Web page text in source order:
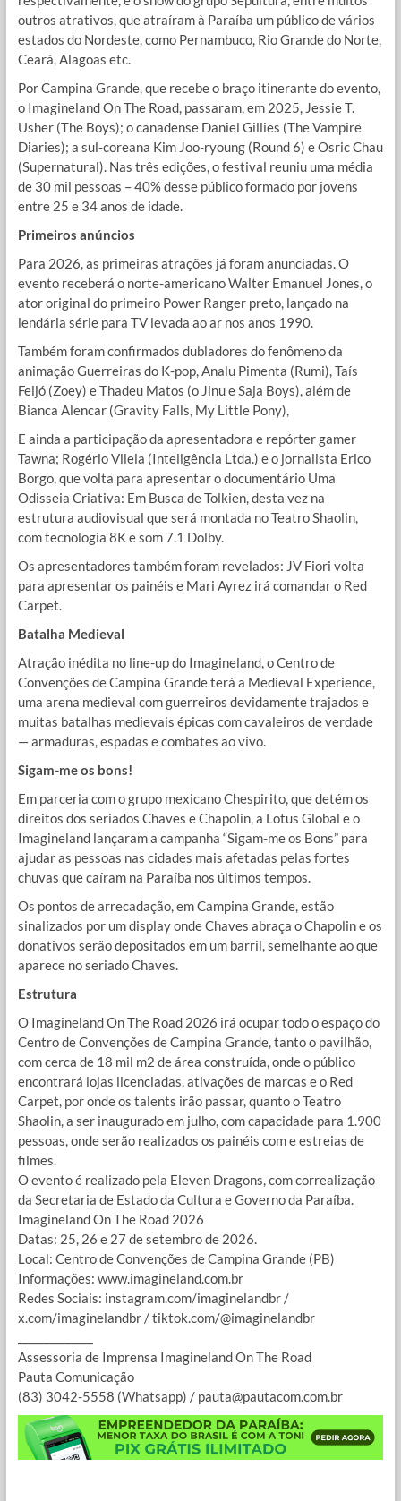
outros atrativos, que atraíram à Paraíba um público de vários
estados do Nordeste, como Pernambuco, Rio Grande do Norte,
Ceará, Alagoas etc.
Por Campina Grande, que recebe o braço itinerante do evento,
o Imagineland On The Road, passaram, em 2025, Jessie T.
Usher (The Boys); o canadense Daniel Gillies (The Vampire
Diaries); a sul-coreana Kim Joo-ryoung (Round 6) e Osric Chau
(Supernatural). Nas três edições, o festival reuniu uma média
de 30 mil pessoas – 40% desse público formado por jovens
entre 25 e 34 anos de idade.
Primeiros anúncios
Para 2026, as primeiras atrações já foram anunciadas. O
evento receberá o norte-americano Walter Emanuel Jones, o
ator original do primeiro Power Ranger preto, lançado na
lendária série para TV levada ao ar nos anos 1990.
Também foram confirmados dubladores do fenômeno da
animação Guerreiras do K-pop, Analu Pimenta (Rumi), Taís
Feijó (Zoey) e Thadeu Matos (o Jinu e Saja Boys), além de
Bianca Alencar (Gravity Falls, My Little Pony),
E ainda a participação da apresentadora e repórter gamer
Tawna; Rogério Vilela (Inteligência Ltda.) e o jornalista Erico
Borgo, que volta para apresentar o documentário Uma
Odisseia Criativa: Em Busca de Tolkien, desta vez na
estrutura audiovisual que será montada no Teatro Shaolin,
com tecnologia 8K e som 7.1 Dolby.
Os apresentadores também foram revelados: JV Fiori volta
para apresentar os painéis e Mari Ayrez irá comandar o Red
Carpet.
Batalha Medieval
Atração inédita no line-up do Imagineland, o Centro de
Convenções de Campina Grande terá a Medieval Experience,
uma arena medieval com guerreiros devidamente trajados e
muitas batalhas medievais épicas com cavaleiros de verdade
— armaduras, espadas e combates ao vivo.
Sigam-me os bons!
Em parceria com o grupo mexicano Chespirito, que detém os
direitos dos seriados Chaves e Chapolin, a Lotus Global e o
Imagineland lançaram a campanha “Sigam-me os Bons” para
ajudar as pessoas nas cidades mais afetadas pelas fortes
chuvas que caíram na Paraíba nos últimos tempos.
Os pontos de arrecadação, em Campina Grande, estão
sinalizados por um display onde Chaves abraça o Chapolin e os
donativos serão depositados em um barril, semelhante ao que
aparece no seriado Chaves.
Estrutura
O Imagineland On The Road 2026 irá ocupar todo o espaço do
Centro de Convenções de Campina Grande, tanto o pavilhão,
com cerca de 18 mil m2 de área construída, onde o público
encontrará lojas licenciadas, ativações de marcas e o Red
Carpet, por onde os talents irão passar, quanto o Teatro
Shaolin, a ser inaugurado em julho, com capacidade para 1.900
pessoas, onde serão realizados os painéis com e estreias de
filmes.
O evento é realizado pela Eleven Dragons, com correalização
da Secretaria de Estado da Cultura e Governo da Paraíba.
Imagineland On The Road 2026
Datas: 25, 26 e 27 de setembro de 2026.
Local: Centro de Convenções de Campina Grande (PB)
Informações: www.imagineland.com.br
Redes Sociais: instagram.com/imaginelandbr /
x.com/imaginelandbr / tiktok.com/@imaginelandbr
Assessoria de Imprensa Imagineland On The Road
Pauta Comunicação
(83) 3042-5558 (Whatsapp) / pauta@pautacom.com.br